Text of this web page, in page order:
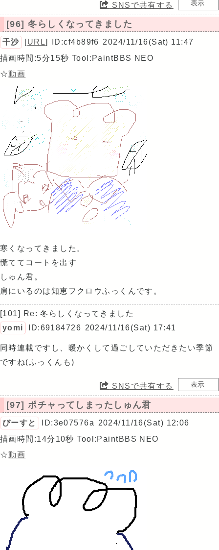
SNSで共有する
[96] 冬らしくなってきました
千沙 [URL] ID:cf4b89f6 2024/11/16(Sat) 11:47
描画時間:5分15秒 Tool:PaintBBS NEO
☆動画
寒くなってきました。
慌ててコートを出す
しゅん君。
肩にいるのは知恵フクロウふっくんです。
[101] Re: 冬らしくなってきました
yomi
ID:69184726 2024/11/16(Sat) 17:41
同時連載ですし、暖かくして過ごしていただきたい季節
ですね(ふっくんも)
SNSで共有する
[97] ポチャってしまったしゅん君
びーすと ID:3e07576a
2024/11/16(Sat) 12:06
描画時間:14分10秒 Tool:PaintBBS NEO
☆動画